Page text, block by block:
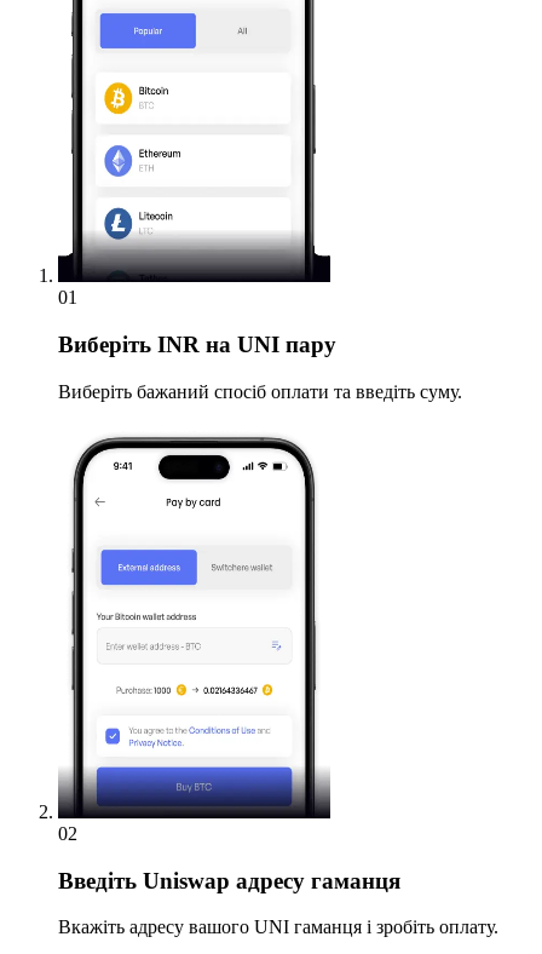
01
Виберіть INR на UNI пару
Виберіть бажаний спосіб оплати та введіть суму.
02
Введіть Uniswap адресу гаманця
Вкажіть адресу вашого UNI гаманця і зробіть оплату.